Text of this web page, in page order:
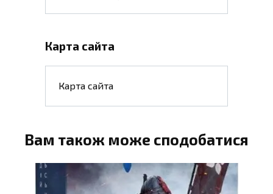
Карта сайта
Карта сайта
Вам також може сподобатися